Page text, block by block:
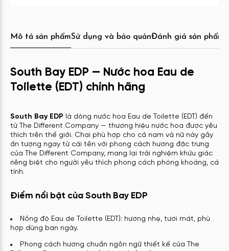
Mô tả sản phẩmSử dụng và bảo quảnĐánh giá sản phẩm
South Bay EDP — Nước hoa Eau de
Toilette (EDT) chính hãng
South Bay EDP là dòng nước hoa Eau de Toilette (EDT) đến
từ The Different Company — thương hiệu nước hoa được yêu
thích trên thế giới. Chai phù hợp cho cả nam và nữ này gây
ấn tượng ngay từ cái tên với phong cách hương đặc trưng
của The Different Company, mang lại trải nghiệm khứu giác
riêng biệt cho người yêu thích phong cách phóng khoáng, cá
tính.
Điểm nổi bật của South Bay EDP
Nồng độ Eau de Toilette (EDT): hương nhẹ, tươi mát, phù
hợp dùng ban ngày.
Phong cách hương chuẩn ngôn ngữ thiết kế của The